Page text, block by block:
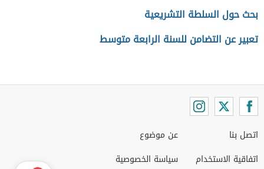
بحث حول السلطة التشريعية
تعبير عن التضامن للسنة الرابعة متوسط
اتصل بنا
اتفاقية الاستخدام
عن موضوع
سياسة الخصوصية